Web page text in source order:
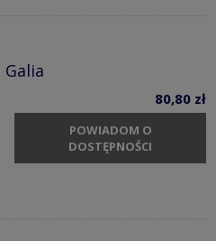
Galia
80,80 zł
POWIADOM O
DOSTĘPNOŚCI